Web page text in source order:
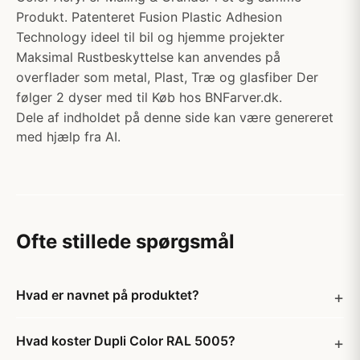
Produkt. Patenteret Fusion Plastic Adhesion
Technology ideel til bil og hjemme projekter
Maksimal Rustbeskyttelse kan anvendes på
overflader som metal, Plast, Træ og glasfiber Der
følger 2 dyser med til Køb hos BNFarver.dk.
Dele af indholdet på denne side kan være genereret
med hjælp fra AI.
Ofte stillede spørgsmål
Hvad er navnet på produktet?
Hvad koster Dupli Color RAL 5005?